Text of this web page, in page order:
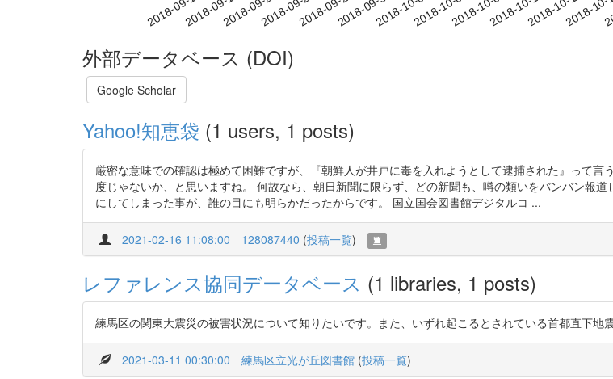
外部データベース (DOI)
Google Scholar
Yahoo!知恵袋 (1 users, 1 posts)
厳密な意味での確認は極めて困難ですが、『朝鮮人が井戸に毒を入れようとして逮捕された』って
度じゃないか、と思いますね。 何故なら、朝日新聞に限らず、どの新聞も、噂の類いをバンバン報
にしてしまった事が、誰の目にも明らかだったからです。 国立国会図書館デジタルコ ...
2021-02-16 11:08:00 128087440 (投稿一覧)
レファレンス協同データベース (1 libraries, 1 posts)
練馬区の関東大震災の被害状況について知りたいです。また、いずれ起こるとされている首都直下地
2021-03-11 00:30:00 練馬区立光が丘図書館 (投稿一覧)